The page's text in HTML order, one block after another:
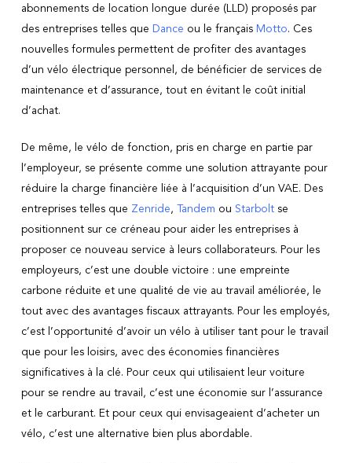
abonnements de location longue durée (LLD) proposés par
des entreprises telles que Dance ou le français Motto. Ces
nouvelles formules permettent de profiter des avantages
d’un vélo électrique personnel, de bénéficier de services de
maintenance et d’assurance, tout en évitant le coût initial
d’achat.
De même, le vélo de fonction, pris en charge en partie par
l’employeur, se présente comme une solution attrayante pour
réduire la charge financière liée à l’acquisition d’un VAE. Des
entreprises telles que Zenride, Tandem ou Starboltse
positionnent sur ce créneau pour aider les entreprises à
proposer ce nouveau service à leurs collaborateurs. Pour les
employeurs, c’est une double victoire : une empreinte
carbone réduite et une qualité de vie au travail améliorée, le
tout avec des avantages fiscaux attrayants. Pour les employés,
c’est l’opportunité d’avoir un vélo à utiliser tant pour le travail
que pour les loisirs, avec des économies financières
significatives à la clé. Pour ceux qui utilisaient leur voiture
pour se rendre au travail, c’est une économie sur l’assurance
et le carburant. Et pour ceux qui envisageaient d’acheter un
vélo, c’est une alternative bien plus abordable.